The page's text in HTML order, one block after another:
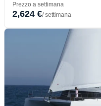
Prezzo a settimana
2,624 €/ settimana